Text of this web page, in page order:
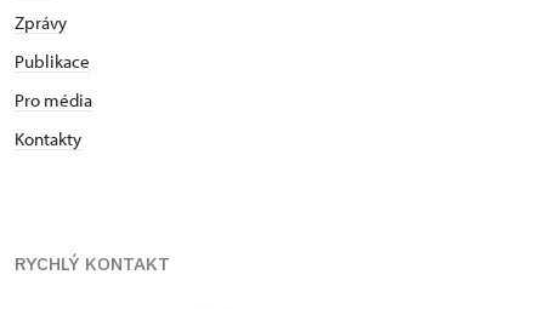
Zprávy
Publikace
Pro média
Kontakty
RYCHLÝ KONTAKT